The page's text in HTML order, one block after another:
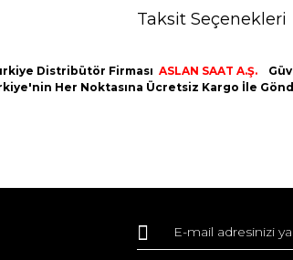
Taksit Seçenekleri
Distribütör Firması ASLAN SAAT A.Ş.
Her Noktasına Ücretsiz Kargo İle
Yorum Yaz